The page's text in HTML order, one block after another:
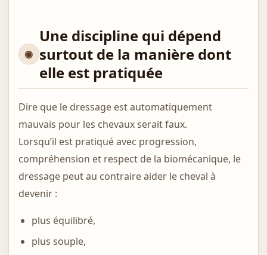
Une discipline qui dépend
surtout de la manière dont
elle est pratiquée
Dire que le dressage est automatiquement
mauvais pour les chevaux serait faux.
Lorsqu’il est pratiqué avec progression,
compréhension et respect de la biomécanique, le
dressage peut au contraire aider le cheval à
devenir :
plus équilibré,
plus souple,